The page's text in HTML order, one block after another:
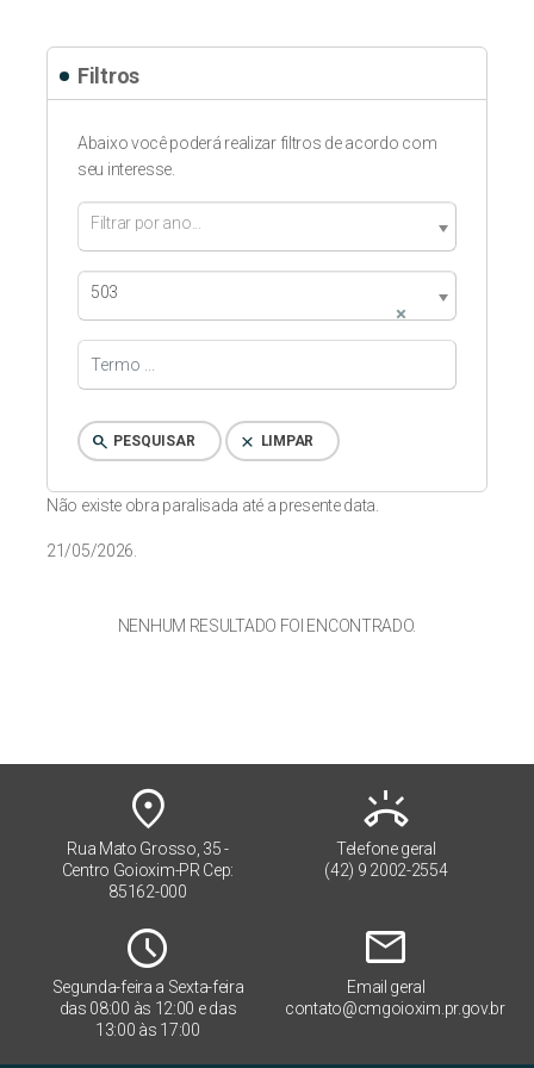
Não existe obra paralisada até a presente data.
21/05/2026.
NENHUM RESULTADO FOI ENCONTRADO.
Filtros
Abaixo você poderá realizar filtros de acordo com
seu interesse.
Filtrar por ano...
×
503
search PESQUISAR clear LIMPAR
place
Rua Mato Grosso, 35 -
Centro Goioxim-PR Cep:
85162-000
ring_volume
Telefone geral
(42) 9 2002-2554
Schedule
Segunda-feira a Sexta-feira
das 08:00 às 12:00 e das
13:00 às 17:00
mail
Email geral
contato@cmgoioxim.pr.gov.br